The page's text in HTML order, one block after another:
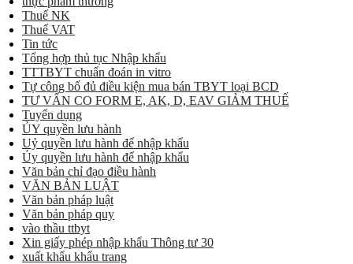
Thuế NK
Thuế VAT
Tin tức
Tổng hợp thủ tục Nhập khẩu
TTTBYT chuẩn đoán in vitro
Tự công bố đủ điều kiện mua bán TBYT loại BCD
TƯ VẤN CO FORM E, AK, D, EAV GIẢM THUẾ
Tuyển dụng
ỦY quyền lưu hành
Uỷ quyền lưu hành để nhập khẩu
Ủy quyền lưu hành để nhập khẩu
Văn bản chỉ đạo điều hành
VĂN BẢN LUẬT
Văn bản pháp luật
Văn bản pháp quy
vào thầu ttbyt
Xin giấy phép nhập khẩu Thông tư 30
xuất khẩu khẩu trang